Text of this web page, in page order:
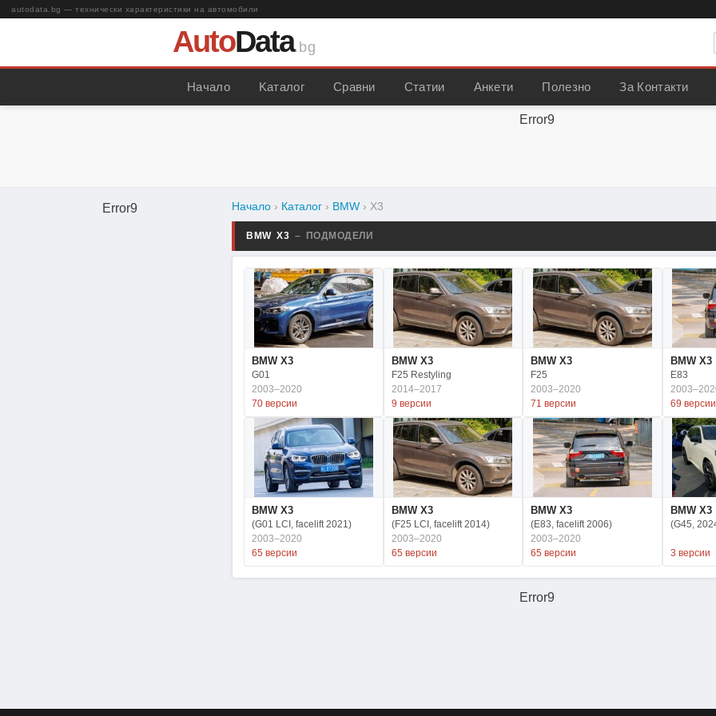
autodata.bg — технически характеристики на автомобили
AutoData.bg
Начало Kаталог Сравни Статии Анкети Полезно За Контакти
Error9
Error9 Начало › Каталог › BMW › X3
BMW X3 – ПОДМОДЕЛИ
BMW X3
G01
2003–2020
70 версии
BMW X3
F25 Restyling
2014–2017
9 версии
BMW X3
F25
2003–2020
71 версии
BMW X3
E83
69 версии
BMW X3
(G01 LCI, facelift 2021)
2003–2020
65 версии
BMW X3
(F25 LCI, facelift 2014)
2003–2020
65 версии
BMW X3
(E83, facelift 2006)
2003–2020
65 версии
BMW X3
(G45,
3 версии
Error9